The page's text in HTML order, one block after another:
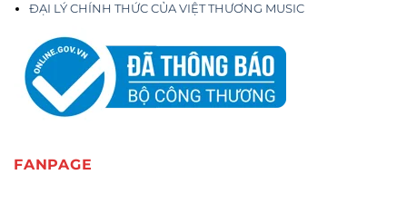
ĐẠI LÝ CHÍNH THỨC CỦA VIỆT THƯƠNG MUSIC
FANPAGE